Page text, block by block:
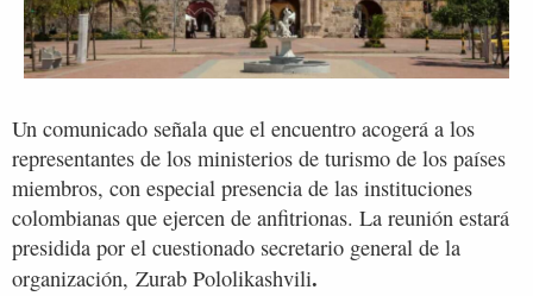
Un comunicado señala que el encuentro acogerá a los
representantes de los ministerios de turismo de los países
miembros, con especial presencia de las instituciones
colombianas que ejercen de anfitrionas. La reunión estará
presidida por el cuestionado secretario general de la
organización, Zurab Pololikashvili.